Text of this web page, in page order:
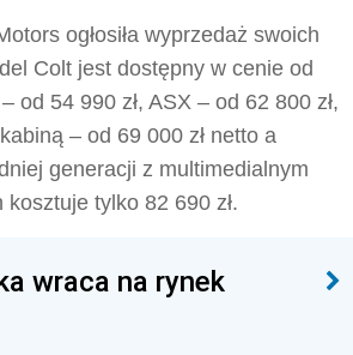
ogłosiła wyprzedaż swoich
Colt jest dostępny w cenie od
od 54 990 zł, ASX – od 62 800 zł,
– od 69 000 zł netto a
generacji z multimedialnym
tylko 82 690 zł.
wraca na rynek